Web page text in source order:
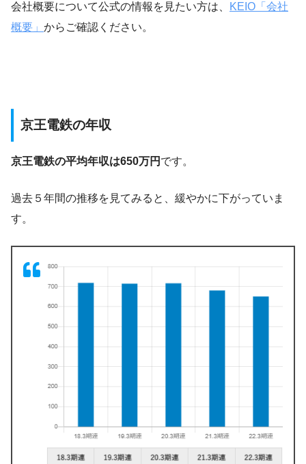
会社概要について公式の情報を見たい方は、
KEIO「会社
概要」 からご確認ください。
京王電鉄の年収
京王電鉄の平均年収は650万円 です。
過去５年間の推移を見てみると、緩やかに下がっていま
す。